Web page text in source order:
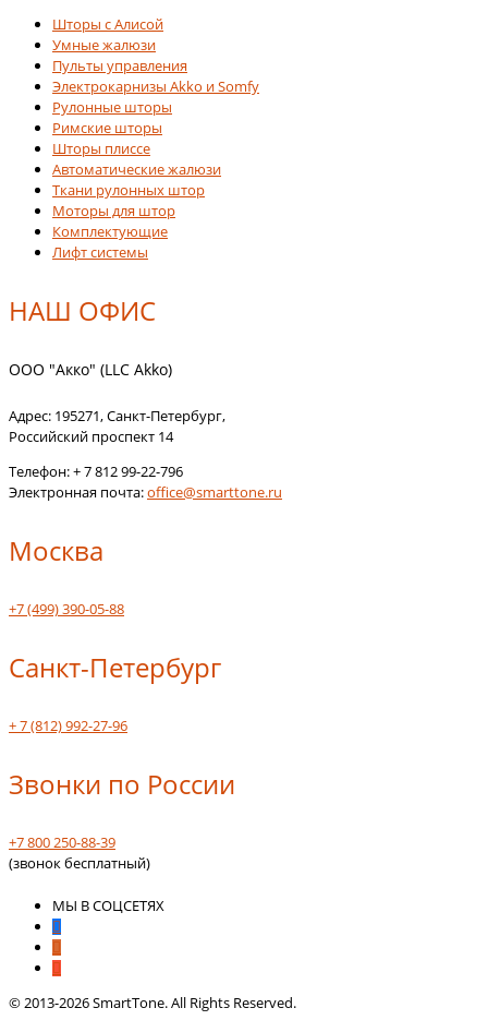
Шторы с Алисой
Умные жалюзи
Пульты управления
Электрокарнизы Akko и Somfy
Рулонные шторы
Римские шторы
Шторы плиссе
Автоматические жалюзи
Ткани рулонных штор
Моторы для штор
Комплектующие
Лифт системы
НАШ ОФИС
ООО "Акко" (LLC Akko)
Адрес: 195271,Санкт-Петербург,
Российский проспект 14
Телефон:+ 7 812 99-22-796
Электронная почта:office@smarttone.ru
Москва
+7 (499) 390-05-88
Санкт-Петербург
+ 7 (812) 992-27-96
Звонки по России
+7 800 250-88-39
(звонок бесплатный)
МЫ В СОЦСЕТЯХ
© 2013-2026 SmartTone. All Rights Reserved.